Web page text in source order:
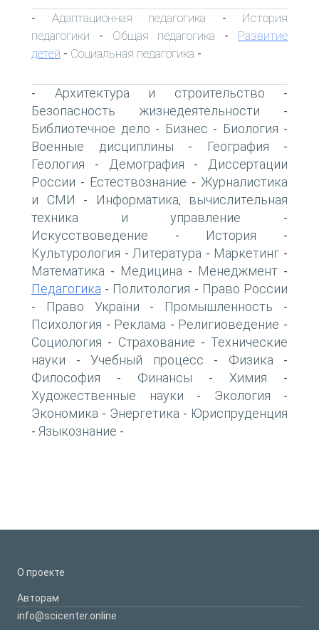
- Адаптационная педагогика - История
педагогики - Общая педагогика - Развитие
детей - Социальная педагогика -
- Архитектура и строительство -
Безопасность жизнедеятельности -
Библиотечное дело - Бизнес - Биология -
Военные дисциплины - География -
Геология - Демография -
Диссертации
России - Естествознание - Журналистика
и СМИ -
Информатика, вычислительная
техника и управление -
Искусствоведение - История -
Культурология - Литература - Маркетинг -
Математика - Медицина - Менеджмент -
Педагогика - Политология - Право России
- Право України - Промышленность -
Психология - Реклама - Религиоведение -
Социология - Страхование - Технические
науки - Учебный процесс - Физика -
Философия - Финансы - Химия -
Художественные науки - Экология -
Экономика - Энергетика - Юриспруденция
- Языкознание -
О проекте
Авторам
info@scicenter.online